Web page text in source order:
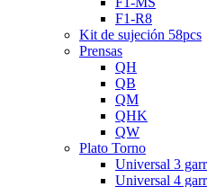
F1-R8
Kit de sujeción 58pcs
Prensas
QH
QB
QM
QHK
QW
Plato Torno
Universal 3
Universal 4